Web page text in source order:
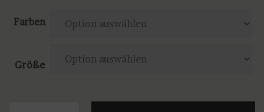
Farben
Größe